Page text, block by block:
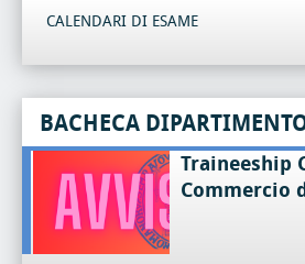
CALENDARI DI ESAME
BACHECA
Traineeship
Commercio